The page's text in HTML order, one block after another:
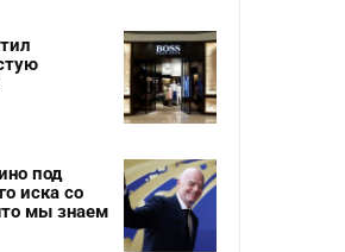
под
иска со
мы знаем